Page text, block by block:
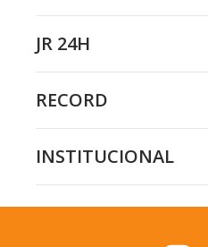
JR 24H
RECORD
INSTITUCIONAL